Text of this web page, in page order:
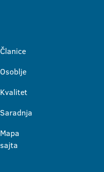
Članice
Osoblje
Kvalitet
Saradnja
Mapa
sajta